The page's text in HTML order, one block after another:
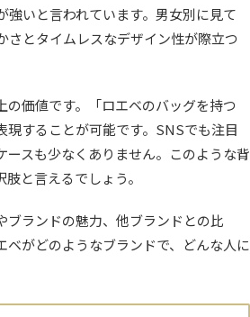
強いと言われています。男女別に見て
さとタイムレスなデザイン性が際立つ
価値です。「ロエベのバッグを持つ
することが可能です。SNSでも注目
スも少なくありません。このような背
と言えるでしょう。
ブランドの魅力、他ブランドとの比
がどのようなブランドで、どんな人に